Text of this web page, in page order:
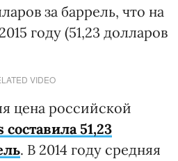
за баррель, что на
году (51,23 долларов
VIDEO
цена российской
составила 51,23
. В 2014 году средняя